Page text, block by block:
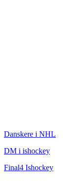
Danskere i NHL
DM i ishockey
Final4 Ishockey